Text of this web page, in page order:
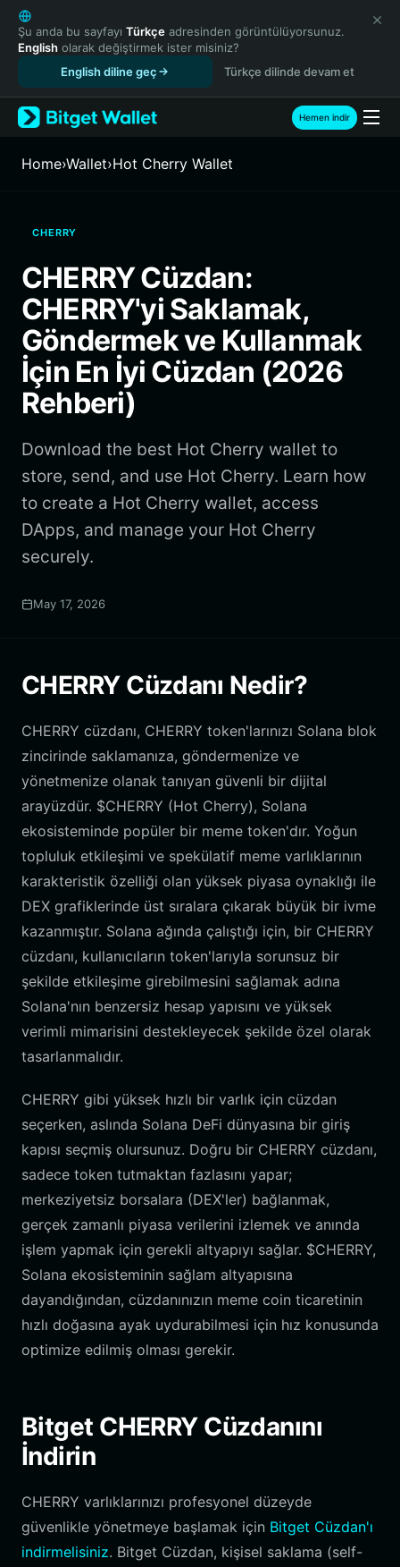
English
日本語
Tiếng Việt
Español (Latinoamérica)
Türkçe
Français
繁體中文
Bahasa Indonesia
ภาษาไทย
हिन्दी
Español
Português (Brasil)
Español (Argentina)
Şu anda bu sayfayı Türkçe adresinden görüntülüyorsunuz.
English olarak değiştirmek ister misiniz?
English diline geç
Türkçe dilinde devam et
Hemen indir
Home›Wallet›Hot Cherry Wallet
CHERRY
CHERRY Cüzdan:
CHERRY'yi Saklamak,
Göndermek ve Kullanmak
İçin En İyi Cüzdan (2026
Rehberi)
Download the best Hot Cherry wallet to
store, send, and use Hot Cherry. Learn how
to create a Hot Cherry wallet, access
DApps, and manage your Hot Cherry
securely.
May 17, 2026
CHERRY Cüzdanı Nedir?
CHERRY cüzdanı, CHERRY token'larınızı Solana blok
zincirinde saklamanıza, göndermenize ve
yönetmenize olanak tanıyan güvenli bir dijital
arayüzdür. $CHERRY (Hot Cherry), Solana
ekosisteminde popüler bir meme token'dır. Yoğun
topluluk etkileşimi ve spekülatif meme varlıklarının
karakteristik özelliği olan yüksek piyasa oynaklığı ile
DEX grafiklerinde üst sıralara çıkarak büyük bir ivme
kazanmıştır. Solana ağında çalıştığı için, bir CHERRY
cüzdanı, kullanıcıların token'larıyla sorunsuz bir
şekilde etkileşime girebilmesini sağlamak adına
Solana'nın benzersiz hesap yapısını ve yüksek
verimli mimarisini destekleyecek şekilde özel olarak
tasarlanmalıdır.
CHERRY gibi yüksek hızlı bir varlık için cüzdan
seçerken, aslında Solana DeFi dünyasına bir giriş
kapısı seçmiş olursunuz. Doğru bir CHERRY cüzdanı,
sadece token tutmaktan fazlasını yapar;
merkeziyetsiz borsalara (DEX'ler) bağlanmak,
gerçek zamanlı piyasa verilerini izlemek ve anında
işlem yapmak için gerekli altyapıyı sağlar. $CHERRY,
Solana ekosisteminin sağlam altyapısına
dayandığından, cüzdanınızın meme coin ticaretinin
hızlı doğasına ayak uydurabilmesi için hız konusunda
optimize edilmiş olması gerekir.
Bitget CHERRY Cüzdanını
İndirin
CHERRY varlıklarınızı profesyonel düzeyde
güvenlikle yönetmeye başlamak için Bitget Cüzdan'ı
indirmelisiniz. Bitget Cüzdan, kişisel saklama (self-